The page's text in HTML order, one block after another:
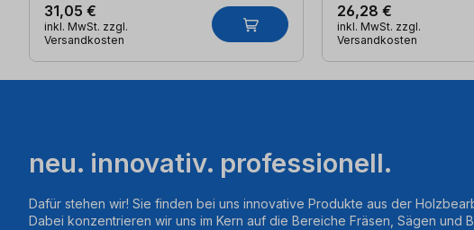
31,05 €
inkl. MwSt. zzgl.
Versandkosten
26,28 €
inkl. MwSt. zzgl.
Versandkosten
neu. innovativ. professionell.
Dafür stehen wir! Sie finden bei uns innovative Produkte aus der
Dabei konzentrieren wir uns im Kern auf die Bereiche Fräsen, Sägen und